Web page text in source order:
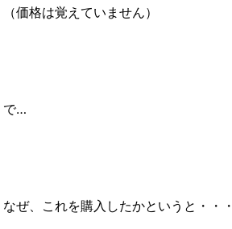
（価格は覚えていません）
で…
なぜ、これを購入したかというと・・・